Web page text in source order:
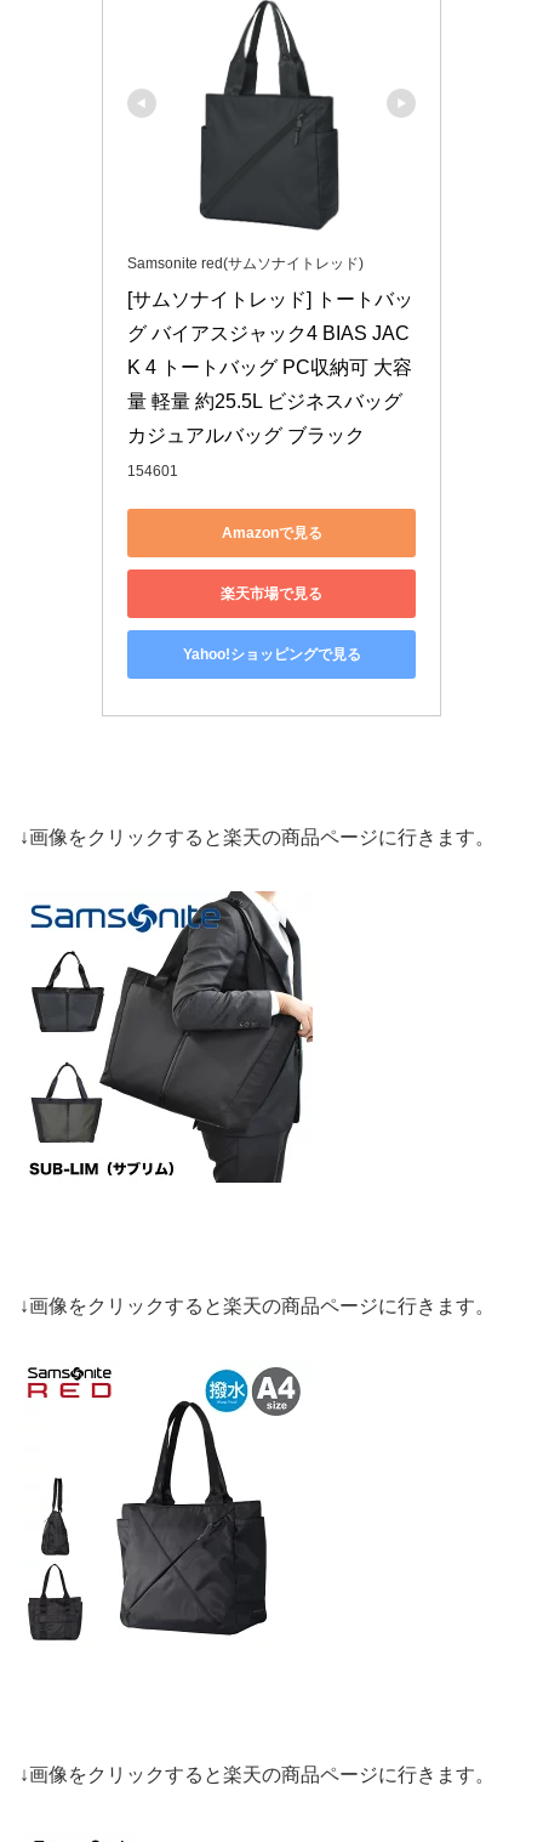
Samsonite red(サムソナイトレッド)
[サムソナイトレッド] トートバッ
グ バイアスジャック4 BIAS JAC
K 4 トートバッグ PC収納可 大容
量 軽量 約25.5L ビジネスバッグ
カジュアルバッグ ブラック
154601
Amazonで見る
楽天市場で見る
Yahoo!ショッピングで見る
↓画像をクリックすると楽天の商品ページに行きます。
↓画像をクリックすると楽天の商品ページに行きます。
↓画像をクリックすると楽天の商品ページに行きます。